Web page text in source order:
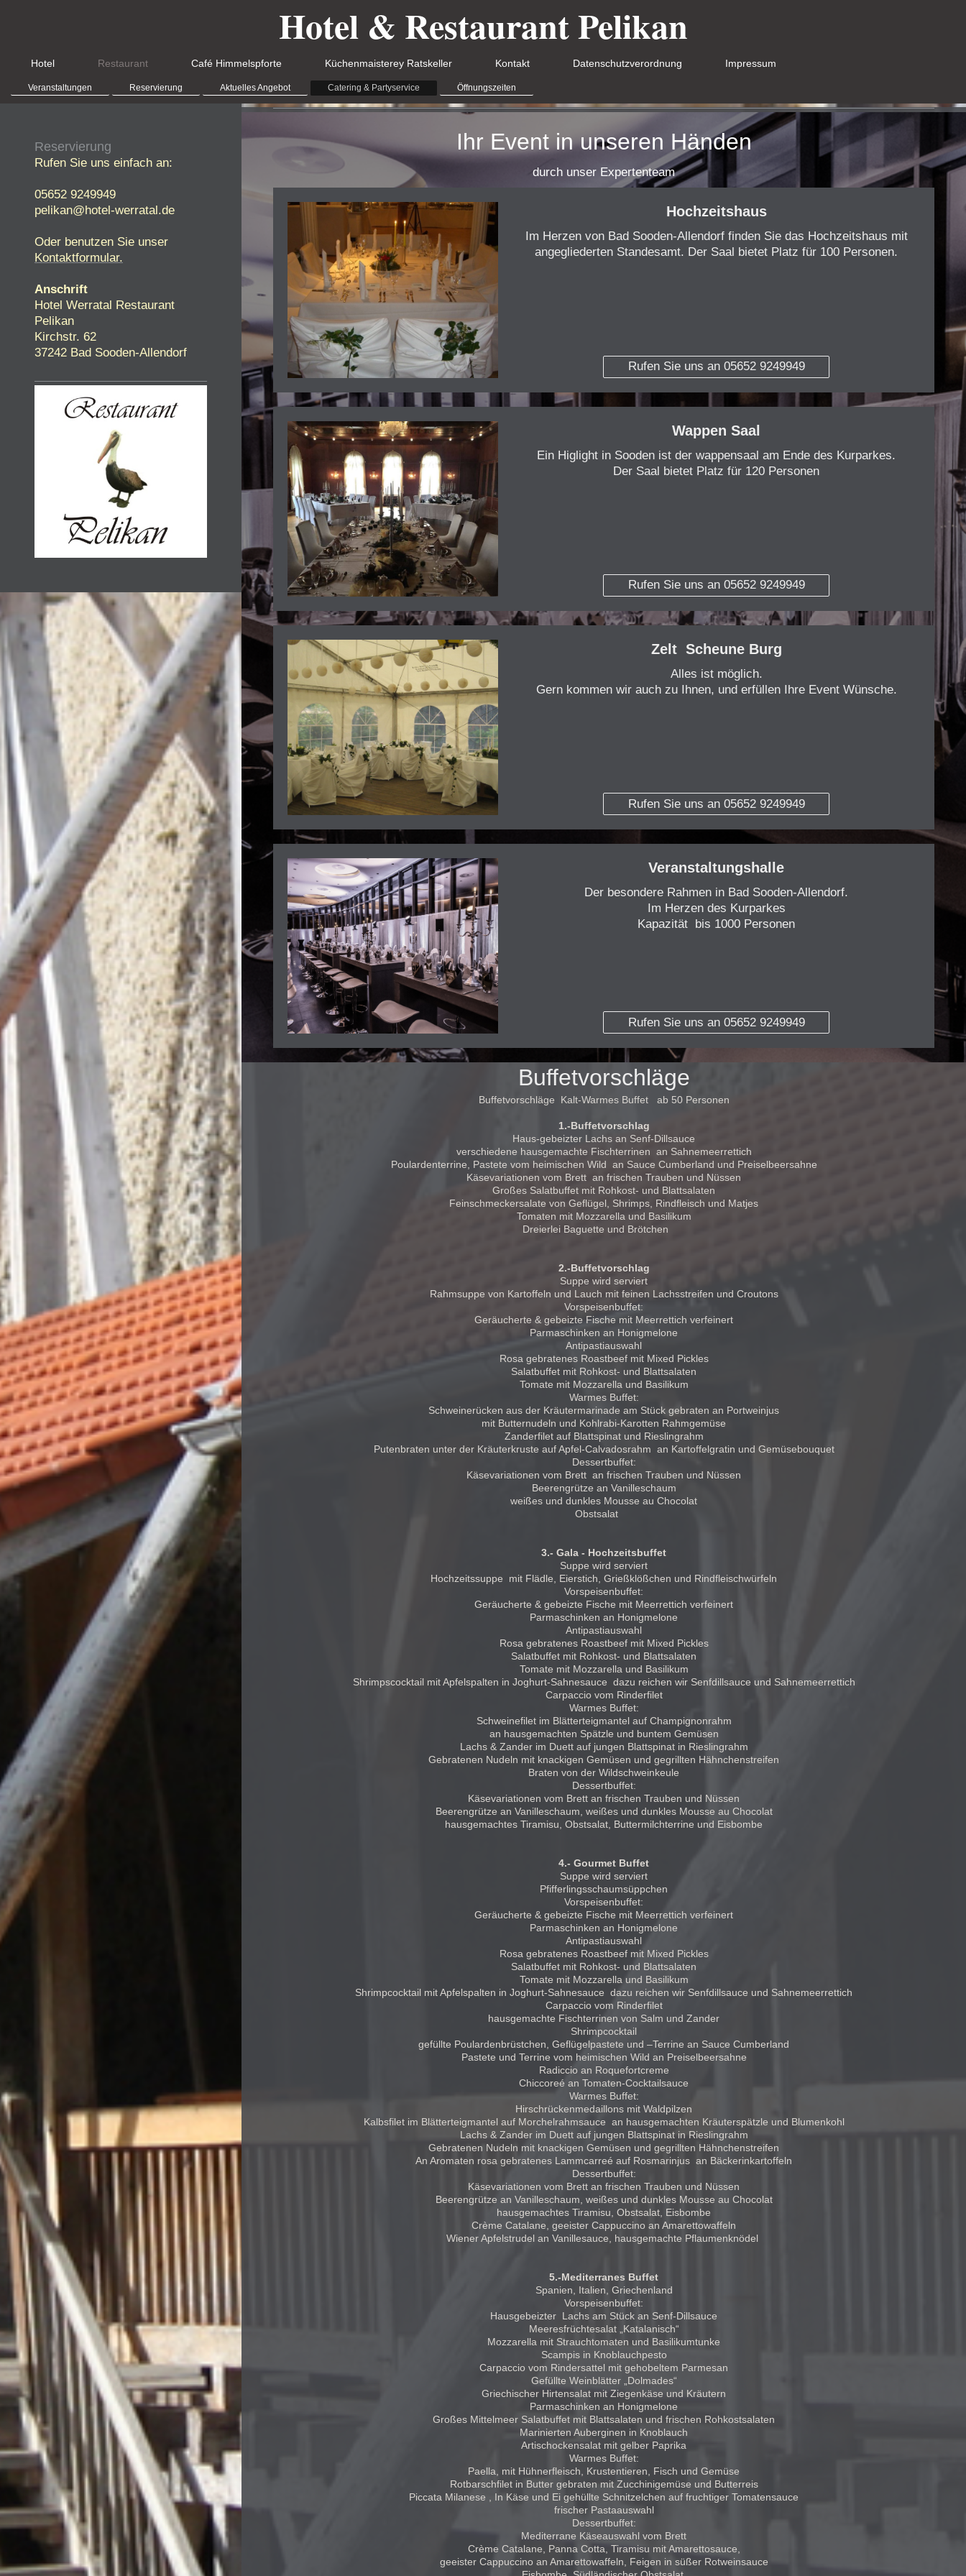
Hotel & Restaurant Pelikan
Hotel Restaurant Café Himmelspforte Küchenmaisterey Ratskeller Kontakt Datenschutzverordnung Impressum
Veranstaltungen Reservierung Aktuelles Angebot Catering & Partyservice Öffnungszeiten
Ihr Event in unseren Händen
durch unser Expertenteam
Hochzeitshaus
Im Herzen von Bad Sooden-Allendorf finden Sie das Hochzeitshaus mit
angegliederten Standesamt. Der Saal bietet Platz für 100 Personen.
Rufen Sie uns an 05652 9249949
Wappen Saal
Ein Higlight in Sooden ist der wappensaal am Ende des Kurparkes.
Der Saal bietet Platz für 120 Personen
Rufen Sie uns an 05652 9249949
Zelt Scheune Burg
Alles ist möglich.
Gern kommen wir auch zu Ihnen, und erfüllen Ihre Event Wünsche.
Rufen Sie uns an 05652 9249949
Veranstaltungshalle
Der besondere Rahmen in Bad Sooden-Allendorf.
Im Herzen des Kurparkes
Kapazität bis 1000 Personen
Rufen Sie uns an 05652 9249949
Buffetvorschläge
Buffetvorschläge Kalt-Warmes Buffet ab 50 Personen
1.-Buffetvorschlag
Haus-gebeizter Lachs an Senf-Dillsauce
verschiedene hausgemachte Fischterrinen an Sahnemeerrettich
Poulardenterrine, Pastete vom heimischen Wild an Sauce Cumberland und Preiselbeersahne
Käsevariationen vom Brett an frischen Trauben und Nüssen
Großes Salatbuffet mit Rohkost- und Blattsalaten
Feinschmeckersalate von Geflügel, Shrimps, Rindfleisch und Matjes
Tomaten mit Mozzarella und Basilikum
Dreierlei Baguette und Brötchen
2.-Buffetvorschlag
Suppe wird serviert
Rahmsuppe von Kartoffeln und Lauch mit feinen Lachsstreifen und Croutons
Vorspeisenbuffet:
Geräucherte & gebeizte Fische mit Meerrettich verfeinert
Parmaschinken an Honigmelone
Antipastiauswahl
Rosa gebratenes Roastbeef mit Mixed Pickles
Salatbuffet mit Rohkost- und Blattsalaten
Tomate mit Mozzarella und Basilikum
Warmes Buffet:
Schweinerücken aus der Kräutermarinade am Stück gebraten an Portweinjus
mit Butternudeln und Kohlrabi-Karotten Rahmgemüse
Zanderfilet auf Blattspinat und Rieslingrahm
Putenbraten unter der Kräuterkruste auf Apfel-Calvadosrahm an Kartoffelgratin und Gemüsebouquet
Dessertbuffet:
Käsevariationen vom Brett an frischen Trauben und Nüssen
Beerengrütze an Vanilleschaum
weißes und dunkles Mousse au Chocolat
Obstsalat
3.- Gala - Hochzeitsbuffet
Suppe wird serviert
Hochzeitssuppe mit Flädle, Eierstich, Grießklößchen und Rindfleischwürfeln
Vorspeisenbuffet:
Geräucherte & gebeizte Fische mit Meerrettich verfeinert
Parmaschinken an Honigmelone
Antipastiauswahl
Rosa gebratenes Roastbeef mit Mixed Pickles
Salatbuffet mit Rohkost- und Blattsalaten
Tomate mit Mozzarella und Basilikum
Shrimpscocktail mit Apfelspalten in Joghurt-Sahnesauce dazu reichen wir Senfdillsauce und Sahnemeerrettich
Carpaccio vom Rinderfilet
Warmes Buffet:
Schweinefilet im Blätterteigmantel auf Champignonrahm
an hausgemachten Spätzle und buntem Gemüsen
Lachs & Zander im Duett auf jungen Blattspinat in Rieslingrahm
Gebratenen Nudeln mit knackigen Gemüsen und gegrillten Hähnchenstreifen
Braten von der Wildschweinkeule
Dessertbuffet:
Käsevariationen vom Brett an frischen Trauben und Nüssen
Beerengrütze an Vanilleschaum, weißes und dunkles Mousse au Chocolat
hausgemachtes Tiramisu, Obstsalat, Buttermilchterrine und Eisbombe
4.- Gourmet Buffet
Suppe wird serviert
Pfifferlingsschaumsüppchen
Vorspeisenbuffet:
Geräucherte & gebeizte Fische mit Meerrettich verfeinert
Parmaschinken an Honigmelone
Antipastiauswahl
Rosa gebratenes Roastbeef mit Mixed Pickles
Salatbuffet mit Rohkost- und Blattsalaten
Tomate mit Mozzarella und Basilikum
Shrimpcocktail mit Apfelspalten in Joghurt-Sahnesauce dazu reichen wir Senfdillsauce und Sahnemeerrettich
Carpaccio vom Rinderfilet
hausgemachte Fischterrinen von Salm und Zander
Shrimpcocktail
gefüllte Poulardenbrüstchen, Geflügelpastete und –Terrine an Sauce Cumberland
Pastete und Terrine vom heimischen Wild an Preiselbeersahne
Radiccio an Roquefortcreme
Chiccoreé an Tomaten-Cocktailsauce
Warmes Buffet:
Hirschrückenmedaillons mit Waldpilzen
Kalbsfilet im Blätterteigmantel auf Morchelrahmsauce an hausgemachten Kräuterspätzle und Blumenkohl
Lachs & Zander im Duett auf jungen Blattspinat in Rieslingrahm
Gebratenen Nudeln mit knackigen Gemüsen und gegrillten Hähnchenstreifen
An Aromaten rosa gebratenes Lammcarreé auf Rosmarinjus an Bäckerinkartoffeln
Dessertbuffet:
Käsevariationen vom Brett an frischen Trauben und Nüssen
Beerengrütze an Vanilleschaum, weißes und dunkles Mousse au Chocolat
hausgemachtes Tiramisu, Obstsalat, Eisbombe
Crème Catalane, geeister Cappuccino an Amarettowaffeln
Wiener Apfelstrudel an Vanillesauce, hausgemachte Pflaumenknödel
5.-Mediterranes Buffet
Spanien, Italien, Griechenland
Vorspeisenbuffet:
Hausgebeizter Lachs am Stück an Senf-Dillsauce
Meeresfrüchtesalat „Katalanisch“
Mozzarella mit Strauchtomaten und Basilikumtunke
Scampis in Knoblauchpesto
Carpaccio vom Rindersattel mit gehobeltem Parmesan
Gefüllte Weinblätter „Dolmades“
Griechischer Hirtensalat mit Ziegenkäse und Kräutern
Parmaschinken an Honigmelone
Großes Mittelmeer Salatbuffet mit Blattsalaten und frischen Rohkostsalaten
Marinierten Auberginen in Knoblauch
Artischockensalat mit gelber Paprika
Warmes Buffet:
Paella, mit Hühnerfleisch, Krustentieren, Fisch und Gemüse
Rotbarschfilet in Butter gebraten mit Zucchinigemüse und Butterreis
Piccata Milanese , In Käse und Ei gehüllte Schnitzelchen auf fruchtiger Tomatensauce
frischer Pastaauswahl
Dessertbuffet:
Mediterrane Käseauswahl vom Brett
Crème Catalane, Panna Cotta, Tiramisu mit Amarettosauce,
geeister Cappuccino an Amarettowaffeln, Feigen in süßer Rotweinsauce
Reservierung
Rufen Sie uns einfach an:
05652 9249949
pelikan@hotel-werratal.de
Oder benutzen Sie unser
Kontaktformular.
Anschrift
Hotel Werratal Restaurant
Pelikan
Kirchstr. 62
37242 Bad Sooden-Allendorf